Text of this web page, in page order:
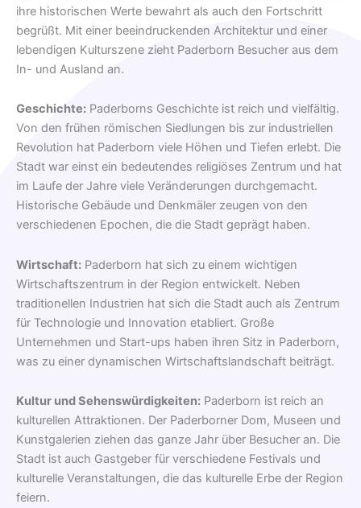
ihre historischen Werte bewahrt als auch den Fortschritt
begrüßt. Mit einer beeindruckenden Architektur und einer
lebendigen Kulturszene zieht Paderborn Besucher aus dem
In- und Ausland an.
Geschichte: Paderborns Geschichte ist reich und vielfältig.
Von den frühen römischen Siedlungen bis zur industriellen
Revolution hat Paderborn viele Höhen und Tiefen erlebt. Die
Stadt war einst ein bedeutendes religiöses Zentrum und hat
im Laufe der Jahre viele Veränderungen durchgemacht.
Historische Gebäude und Denkmäler zeugen von den
verschiedenen Epochen, die die Stadt geprägt haben.
Wirtschaft: Paderborn hat sich zu einem wichtigen
Wirtschaftszentrum in der Region entwickelt. Neben
traditionellen Industrien hat sich die Stadt auch als Zentrum
für Technologie und Innovation etabliert. Große
Unternehmen und Start-ups haben ihren Sitz in Paderborn,
was zu einer dynamischen Wirtschaftslandschaft beiträgt.
Kultur und Sehenswürdigkeiten: Paderborn ist reich an
kulturellen Attraktionen. Der Paderborner Dom, Museen und
Kunstgalerien ziehen das ganze Jahr über Besucher an. Die
Stadt ist auch Gastgeber für verschiedene Festivals und
kulturelle Veranstaltungen, die das kulturelle Erbe der Region
feiern.